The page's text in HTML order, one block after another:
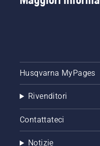
Husqvarna MyPages
Rivenditori
Contattateci
Notizie